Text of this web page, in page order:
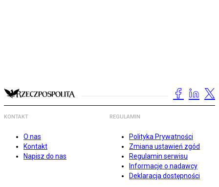
KONTAKT
O nas
Kontakt
Napisz do nas
REGULAMIN
Polityka Prywatności
Zmiana ustawień zgód
Regulamin serwisu
Informacje o nadawcy
Deklaracja dostępności